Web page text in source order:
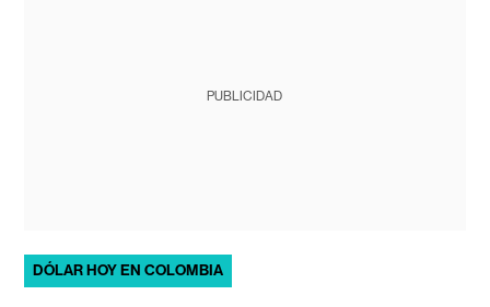
PUBLICIDAD
DÓLAR HOY EN COLOMBIA